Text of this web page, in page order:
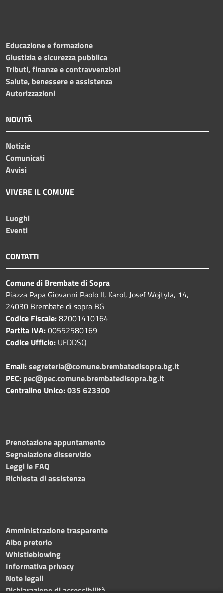
Educazione e formazione
Giustizia e sicurezza pubblica
Tributi, finanze e contravvenzioni
Salute, benessere e assistenza
Autorizzazioni
NOVITÀ
Notizie
Comunicati
Avvisi
VIVERE IL COMUNE
Luoghi
Eventi
CONTATTI
Comune di Brembate di Sopra
Piazza Papa Giovanni Paolo II, Karol, Josef Wojtyla, 14,
24030 Brembate di sopra BG
Codice Fiscale:82001410164
Partita IVA:00552580169
Codice Ufficio: UFDDSQ
Email:segreteria@comune.brembatedisopra.bg.it
PEC: pec@pec.comune.brembatedisopra.bg.it
Centralino Unico:035 623300
Prenotazione appuntamento
Segnalazione disservizio
Leggi le FAQ
Richiesta di assistenza
Amministrazione trasparente
Albo pretorio
Whistleblowing
Informativa privacy
Note legali
Dichiarazione di accessibilità